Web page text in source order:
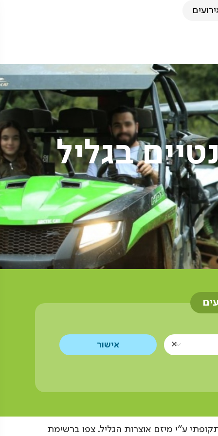
בגליל
ע"י מיזם אוצרות הגליל. צפו ברשימת